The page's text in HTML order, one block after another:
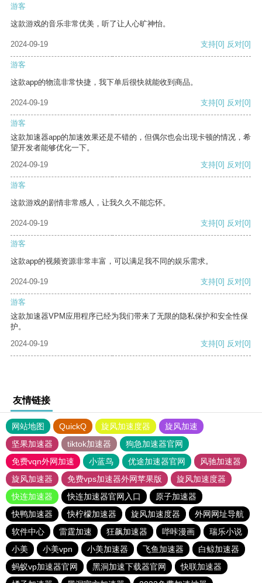
游客
这款游戏的音乐非常优美，听了让人心旷神怡。
2024-09-19 支持[0] 反对[0]
游客
这款app的物流非常快捷，我下单后很快就能收到商品。
2024-09-19 支持[0] 反对[0]
游客
这款加速器app的加速效果还是不错的，但偶尔也会出现卡顿的情况，希
望开发者能够优化一下。
2024-09-19
支持[0] 反对[0]
游客
这款游戏的剧情非常感人，让我久久不能忘怀。
2024-09-19 支持[0] 反对[0]
游客
这款app的视频资源非常丰富，可以满足我不同的娱乐需求。
2024-09-19 支持[0] 反对[0]
游客
这款加速器VPM应用程序已经为我们带来了无限的隐私保护和安全性保
护。
2024-09-19
支持[0] 反对[0]
友情链接
网站地图 QuickQ 旋风加速度器
旋风加速
坚果加速器
tiktok加速器
狗急加速器官网
免费vqn外网加速
小蓝鸟 优途加速器官网
风驰加速器
旋风加速器
免费vps加速器外网苹果版
旋风加速度器
快连加速器
快连加速器官网入口
原子加速器
快鸭加速器
快柠檬加速器 旋风加速度器
外网网址导航
软件中心
雷霆加速 狂飙加速器 哔咔漫画
瑞乐小说
小美
小美vpn 小美加速器 飞鱼加速器
白鲸加速器
蚂蚁vp加速器官网
黑洞加速下载器官网
快联加速器